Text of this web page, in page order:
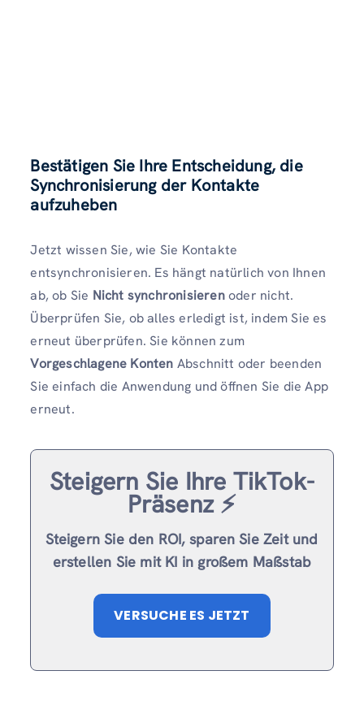
Bestätigen Sie Ihre Entscheidung, die
Synchronisierung der Kontakte
aufzuheben
Jetzt wissen Sie, wie Sie Kontakte
entsynchronisieren. Es hängt natürlich von Ihnen
ab, ob Sie Nicht synchronisierenoder nicht.
Überprüfen Sie, ob alles erledigt ist, indem Sie es
erneut überprüfen. Sie können zum
Vorgeschlagene Konten Abschnitt oder beenden
Sie einfach die Anwendung und öffnen Sie die App
erneut.
Steigern Sie Ihre TikTok-
Präsenz ⚡️
Steigern Sie den ROI, sparen Sie Zeit und
erstellen Sie mit KI in großem Maßstab
VERSUCHE ES JETZT